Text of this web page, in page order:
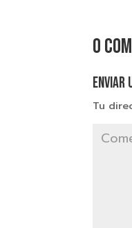
0
Enviar
Tu